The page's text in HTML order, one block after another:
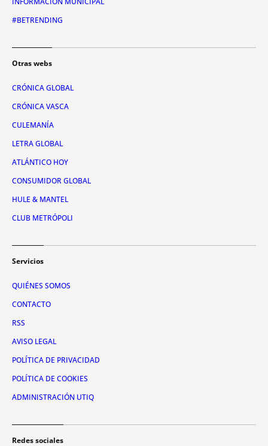
#BETRENDING
Otras webs
CRÓNICA GLOBAL
CRÓNICA VASCA
CULEMANÍA
LETRA GLOBAL
ATLÁNTICO HOY
CONSUMIDOR GLOBAL
HULE & MANTEL
CLUB METRÓPOLI
Servicios
QUIÉNES SOMOS
CONTACTO
RSS
AVISO LEGAL
POLÍTICA DE PRIVACIDAD
POLÍTICA DE COOKIES
ADMINISTRACIÓN UTIQ
Redes sociales